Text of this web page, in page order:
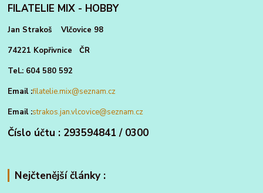
FILATELIE MIX - HOBBY
Jan Strakoš Vlčovice 98
74221 Kopřivnice ČR
Tel.: 604 580 592
Email :filatelie.mix@seznam.cz
Email :strakos.jan.vlcovice@seznam.cz
Číslo účtu : 293594841 / 0300
Nejčtenější články :